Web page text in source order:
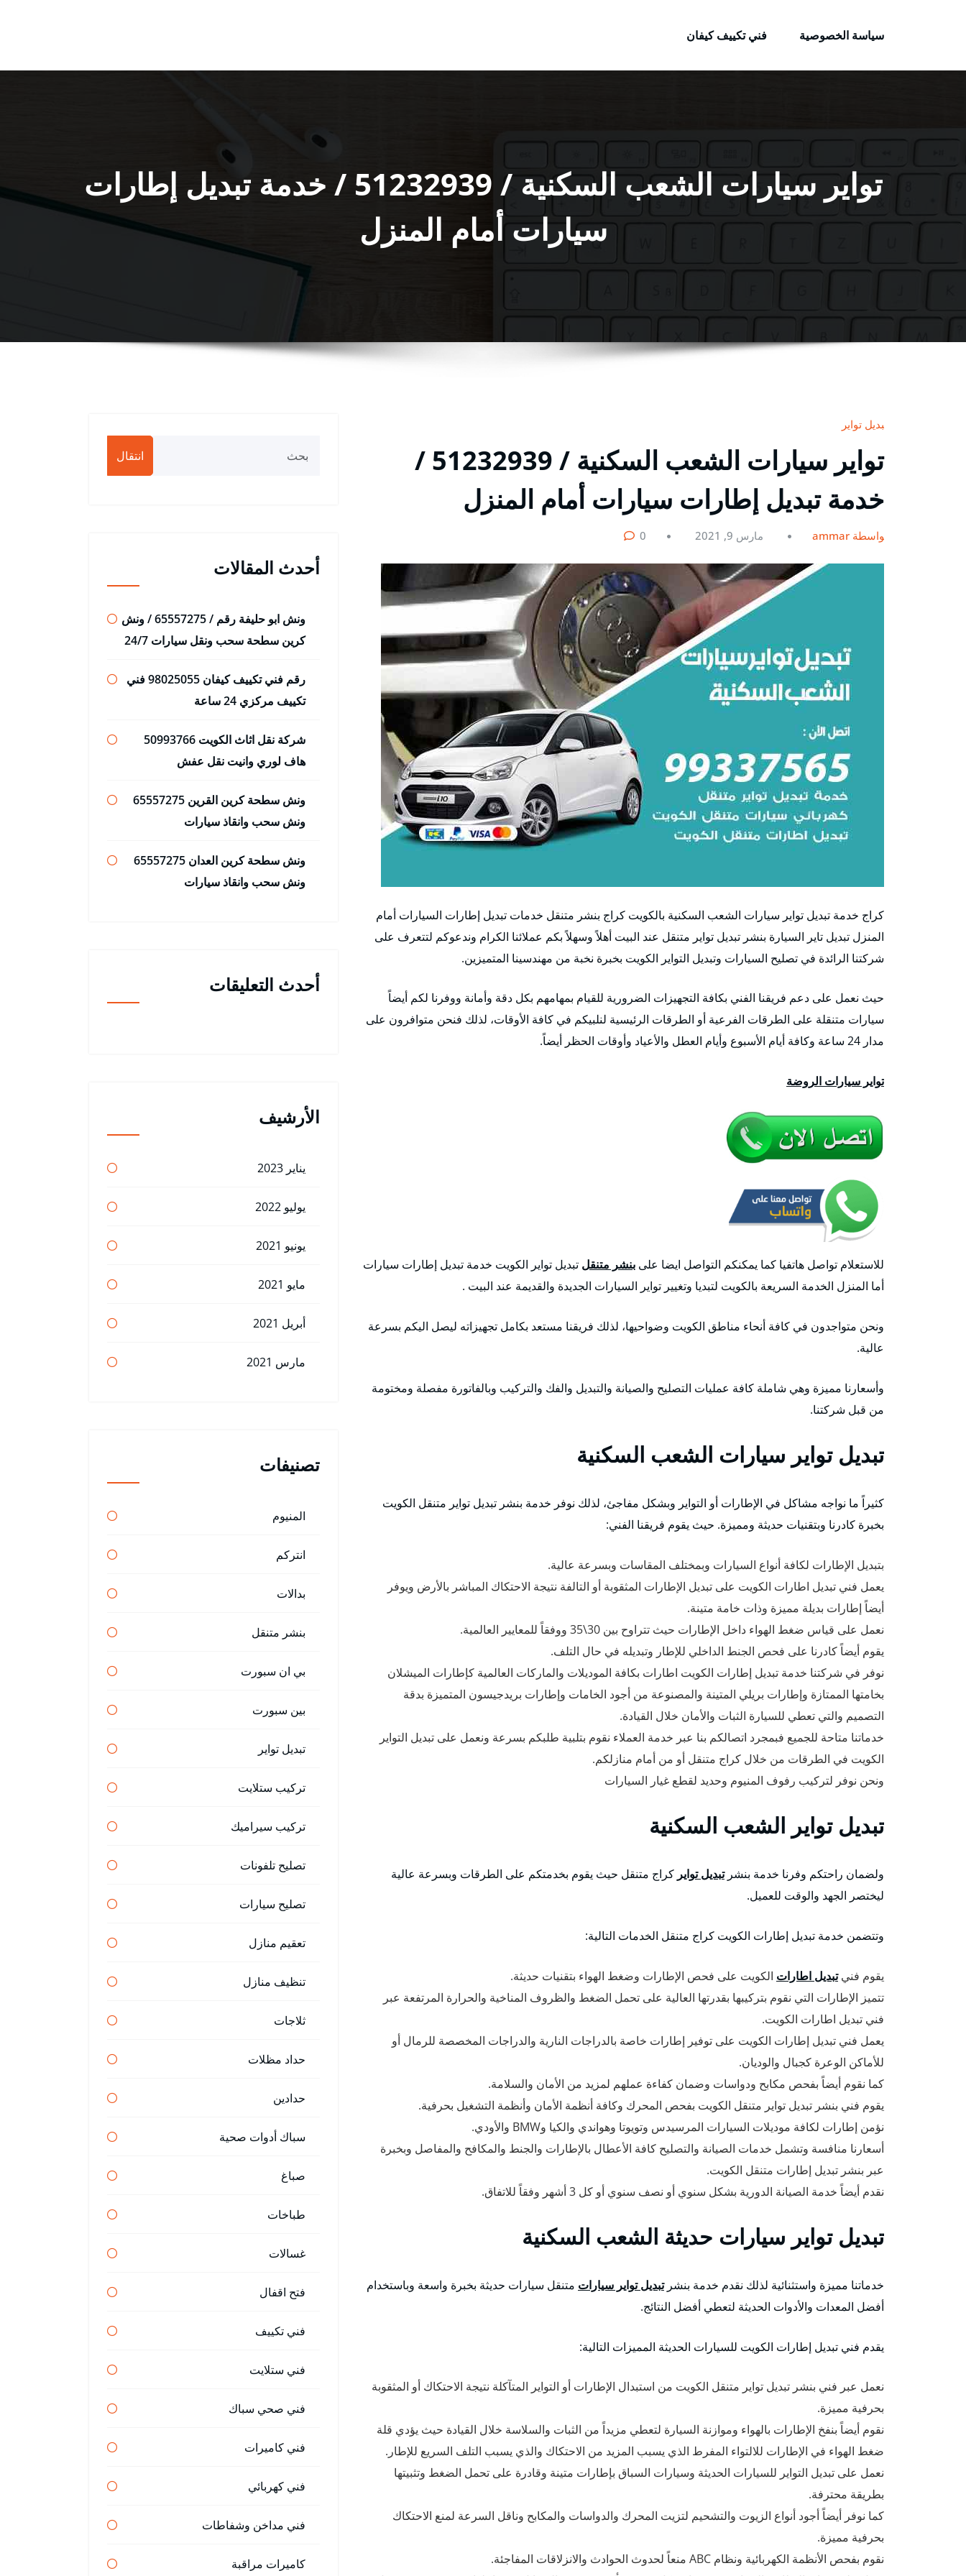
سياسة الخصوصية
فني تكييف كيفان
تواير سيارات الشعب السكنية / 51232939‬ / خدمة تبديل إطارات
سيارات أمام المنزل
تبديل تواير
تواير سيارات الشعب السكنية / 51232939‬ /
خدمة تبديل إطارات سيارات أمام المنزل
بواسطة ammar مارس 9, 2021 0
كراج خدمة تبديل تواير سيارات الشعب السكنية بالكويت كراج بنشر متنقل خدمات تبديل إطارات السيارات أمام
المنزل تبديل تاير السيارة بنشر تبديل تواير متنقل عند البيت أهلاً وسهلاً بكم عملائنا الكرام وندعوكم لتتعرف على
شركتنا الرائدة في تصليح السيارات وتبديل التواير الكويت بخبرة نخبة من مهندسينا المتميزين.
حيث نعمل على دعم فريقنا الفني بكافة التجهيزات الضرورية للقيام بمهامهم بكل دقة وأمانة ووفرنا لكم أيضاً
سيارات متنقلة على الطرقات الفرعية أو الطرقات الرئيسية لنلبيكم في كافة الأوقات، لذلك فنحن متوافرون على
مدار 24 ساعة وكافة أيام الأسبوع وأيام العطل والأعياد وأوقات الحظر أيضاً.
تواير سيارات الروضة
للاستعلام تواصل هاتفيا كما يمكنكم التواصل ايضا على بنشر متنقل تبديل تواير الكويت خدمة تبديل إطارات سيارات
أما المنزل الخدمة السريعة بالكويت لتبديا وتغيير تواير السيارات الجديدة والقديمة عند البيت .
ونحن متواجدون في كافة أنحاء مناطق الكويت وضواحيها، لذلك فريقنا مستعد بكامل تجهيزاته ليصل اليكم بسرعة
عالية.
وأسعارنا مميزة وهي شاملة كافة عمليات التصليح والصيانة والتبديل والفك والتركيب وبالفاتورة مفصلة ومختومة
من قبل شركتنا.
تبديل تواير سيارات الشعب السكنية
كثيراً ما نواجه مشاكل في الإطارات أو التواير وبشكل مفاجئ، لذلك نوفر خدمة بنشر تبديل تواير متنقل الكويت
بخبرة كادرنا وبتقنيات حديثة ومميزة. حيث يقوم فريقنا الفني:
بتبديل الإطارات لكافة أنواع السيارات وبمختلف المقاسات وبسرعة عالية.
يعمل فني تبديل اطارات الكويت على تبديل الإطارات المثقوبة أو التالفة نتيجة الاحتكاك المباشر بالأرض ويوفر
أيضاً إطارات بديلة مميزة وذات خامة متينة.
نعمل على قياس ضغط الهواء داخل الإطارات حيث تتراوح بين 30\35 ووفقاً للمعايير العالمية.
يقوم أيضاً كادرنا على فحص الجنط الداخلي للإطار وتبديله في حال التلف.
نوفر في شركتنا خدمة تبديل إطارات الكويت اطارات بكافة الموديلات والماركات العالمية كإطارات الميشلان
بخامتها الممتازة وإطارات بريلي المتينة والمصنوعة من أجود الخامات وإطارات بريدجيسون المتميزة بدقة
التصميم والتي تعطي للسيارة الثبات والأمان خلال القيادة.
خدماتنا متاحة للجميع فبمجرد اتصالكم بنا عبر خدمة العملاء نقوم بتلبية طلبكم بسرعة ونعمل على تبديل التواير
الكويت في الطرقات من خلال كراج متنقل أو من أمام منازلكم.
ونحن نوفر لتركيب رفوف المنيوم وحديد لقطع غيار السيارات
تبديل تواير الشعب السكنية
ولضمان راحتكم وفرنا خدمة بنشرتبديل تواير كراج متنقل حيث يقوم بخدمتكم على الطرقات وبسرعة عالية
ليختصر الجهد والوقت للعميل.
وتتضمن خدمة تبديل إطارات الكويت كراج متنقل الخدمات التالية:
يقوم فنيتبديل اطارات الكويت على فحص الإطارات وضغط الهواء بتقنيات حديثة.
تتميز الإطارات التي نقوم بتركيبها بقدرتها العالية على تحمل الضغط والظروف المناخية والحرارة المرتفعة عبر
فني تبديل اطارات الكويت.
يعمل فني تبديل إطارات الكويت على توفير إطارات خاصة بالدراجات النارية والدراجات المخصصة للرمال أو
للأماكن الوعرة كجبال والوديان.
كما نقوم أيضاً بفحص مكابح ودواسات وضمان كفاءة عملهم لمزيد من الأمان والسلامة.
يقوم فني بنشر تبديل تواير متنقل الكويت بفحص المحرك وكافة أنظمة الأمان وأنظمة التشغيل بحرفية.
نؤمن إطارات لكافة موديلات السيارات المرسيدس وتويوتا وهواندي والكيا وBMW والأودي.
أسعارنا منافسة وتشمل خدمات الصيانة والتصليح كافة الأعطال بالإطارات والجنط والمكافح والمفاصل وبخبرة
عبر بنشر تبديل إطارات متنقل الكويت.
نقدم أيضاً خدمة الصيانة الدورية بشكل سنوي أو نصف سنوي أو كل 3 أشهر وفقاً للاتفاق.
تبديل تواير سيارات حديثة الشعب السكنية
خدماتنا مميزة واستثنائية لذلك نقدم خدمة بنشرتبديل تواير سيارات متنقل سيارات حديثة بخبرة واسعة وباستخدام
أفضل المعدات والأدوات الحديثة لتعطي أفضل النتائج.
يقدم فني تبديل إطارات الكويت للسيارات الحديثة المميزات التالية:
نعمل عبر فني بنشر تبديل تواير متنقل الكويت من استبدال الإطارات أو التواير المتآكلة نتيجة الاحتكاك أو المثقوبة
بحرفية مميزة.
نقوم أيضاً بنفخ الإطارات بالهواء وموازنة السيارة لتعطي مزيداً من الثبات والسلاسة خلال القيادة حيث يؤدي قلة
ضغط الهواء في الإطارات للالتواء المفرط الذي يسبب المزيد من الاحتكاك والذي يسبب التلف السريع للإطار.
نعمل على تبديل التواير للسيارات الحديثة وسيارات السباق بإطارات متينة وقادرة على تحمل الضغط وتثبيتها
بطريقة محترفة.
كما نوفر أيضاً أجود أنواع الزيوت والتشحيم لتزيت المحرك والدواسات والمكابح وناقل السرعة لمنع الاحتكاك
بحرفية مميزة.
نقوم بفحص الأنظمة الكهربائية ونظام ABC منعاً لحدوث الحوادث والانزلاقات المفاجئة.
انتقال
أحدث المقالات
ونش ابو حليفة رقم / 65557275 / ونش
كرين سطحة سحب ونقل سيارات 24/7
رقم فني تكييف كيفان 98025055 فني
تكييف مركزي 24 ساعة
شركة نقل اثاث الكويت 50993766
هاف لوري وانيت نقل عفش
ونش سطحة كرين القرين 65557275
ونش سحب وانقاذ سيارات
ونش سطحة كرين العدان 65557275
ونش سحب وانقاذ سيارات
أحدث التعليقات
الأرشيف
يناير 2023
يوليو 2022
يونيو 2021
مايو 2021
أبريل 2021
مارس 2021
تصنيفات
المنيوم
انتركم
بدالات
بنشر متنقل
بي ان سبورت
بين سبورت
تبديل تواير
تركيب ستلايت
تركيب سيراميك
تصليح تلفونات
تصليح سيارات
تعقيم منازل
تنظيف منازل
ثلاجات
حداد مظلات
حدادين
سباك أدوات صحية
صباغ
طباخات
غسالات
فتح اقفال
فني تكييف
فني ستلايت
فني صحي سباك
فني كاميرات
فني كهربائي
فني مداخن وشفاطات
كاميرات مراقبة